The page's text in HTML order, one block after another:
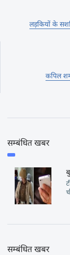
लड़कियों के
कपिल
सम्बंधित खबर
सम्बंधित खबर